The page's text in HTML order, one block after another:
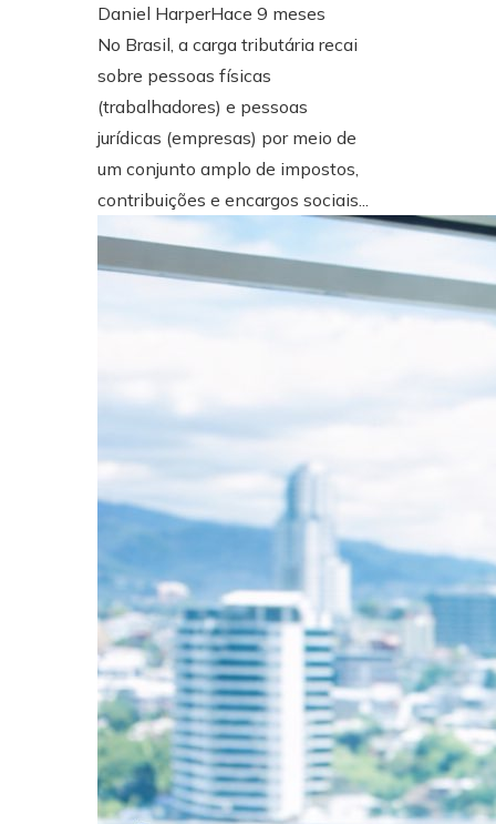
Daniel HarperHace 9 meses
No Brasil, a carga tributária recai
sobre pessoas físicas
(trabalhadores) e pessoas
jurídicas (empresas) por meio de
um conjunto amplo de impostos,
contribuições e encargos sociais...